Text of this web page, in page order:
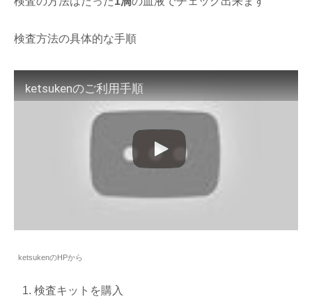
検査方法の具体的な手順
ketsukenのご利用手順
ketsukenのHPから
検査キットを購入